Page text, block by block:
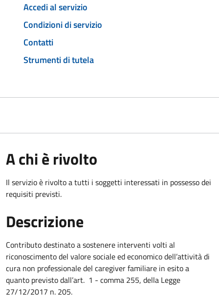
Accedi al servizio
Condizioni di servizio
Contatti
Strumenti di tutela
A chi è rivolto
Il servizio è rivolto a tutti i soggetti interessati in possesso dei
requisiti previsti.
Descrizione
Contributo destinato a sostenere interventi volti al
riconoscimento del valore sociale ed economico dell’attività di
cura non professionale del caregiver familiare in esito a
quanto previsto dall’art. 1 - comma 255, della Legge
27/12/2017 n. 205.